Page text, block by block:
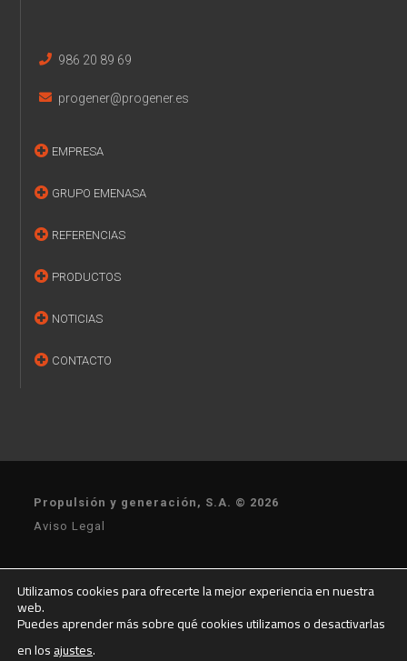
986 20 89 69
progener@progener.es
EMPRESA
GRUPO EMENASA
REFERENCIAS
PRODUCTOS
NOTICIAS
CONTACTO
Propulsión y generación, S.A. © 2026
Aviso Legal
Política de privacidad
Condiciones de venta
Condiciones de Compra
Utilizamos cookies para ofrecerte la mejor experiencia en nuestra
web.
Puedes aprender más sobre qué cookies utilizamos o desactivarlas
en losajustes.